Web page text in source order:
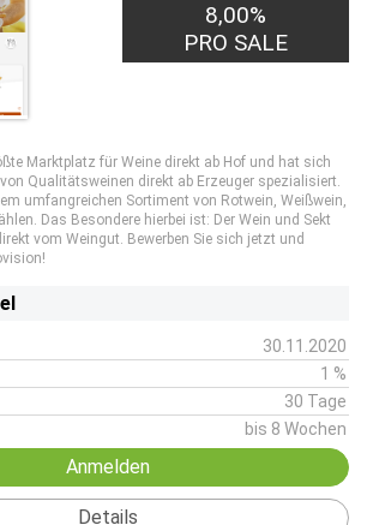
8,00%
PRO SALE
Marktplatz für Weine direkt ab Hof und hat sich
Qualitätsweinen direkt ab Erzeuger spezialisiert.
umfangreichen Sortiment von Rotwein, Weißwein,
Das Besondere hierbei ist: Der Wein und Sekt
vom Weingut. Bewerben Sie sich jetzt und
30.11.2020
1 %
30 Tage
bis 8 Wochen
Anmelden
Details